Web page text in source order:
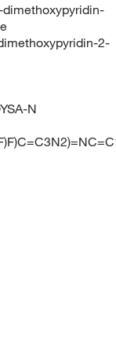
2-
N